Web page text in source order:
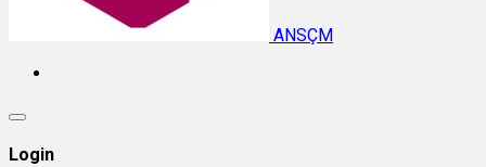
ANSÇM
Login